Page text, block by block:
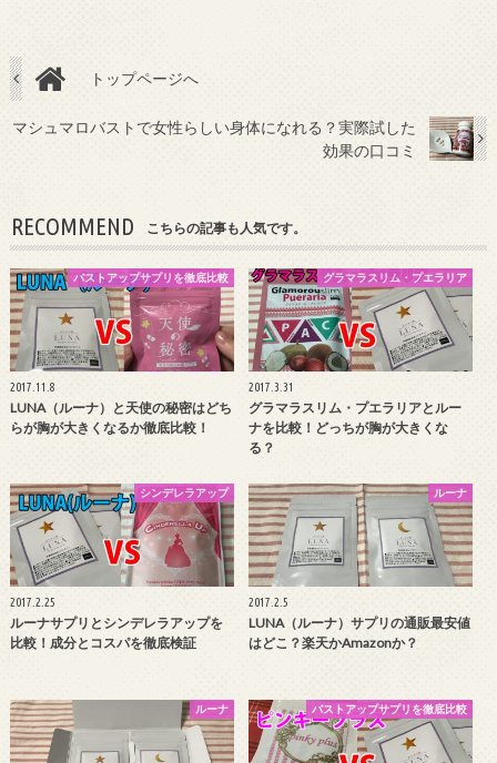
トップページへ
マシュマロバストで女性らしい身体になれる？実際試した
効果の口コミ
RECOMMEND こちらの記事も人気です。
バストアップサプリを徹底比較
2017.11.8
LUNA（ルーナ）と天使の秘密はどち
らが胸が大きくなるか徹底比較！
グラマラスリム・プエラリア
2017.3.31
グラマラスリム・プエラリアとルー
ナを比較！どっちが胸が大きくな
る？
シンデレラアップ
2017.2.25
ルーナサプリとシンデレラアップを
比較！成分とコスパを徹底検証
ルーナ
2017.2.5
LUNA（ルーナ）サプリの通販最安値
はどこ？楽天かAmazonか？
ルーナ バストアップサプリを徹底比較